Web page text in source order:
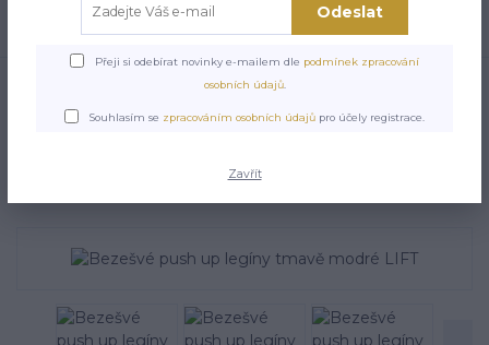
Bezešvé push up legíny tmavě modré LIFT
Bezešvé push up legíny
tmavě modré LIFT
Odeslat
Přeji si odebírat novinky e-mailem dle podmínek zpracování
osobních údajů.
Souhlasím se zpracováním osobních údajů pro účely registrace.
Zavřít